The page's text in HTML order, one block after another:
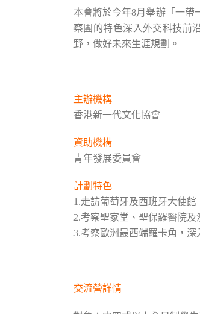
本會將於今年8月舉辦「一帶
察團的特色深入外交科技前
野，做好未來生涯規劃。
主辦機構
香港新一代文化協會
資助機構
青年發展委員會
計劃特色
1.走訪葡萄牙及西班牙大使
2.考察聖家堂、聖保羅醫院
3.考察歐洲最西端羅卡角，深
交流營詳情